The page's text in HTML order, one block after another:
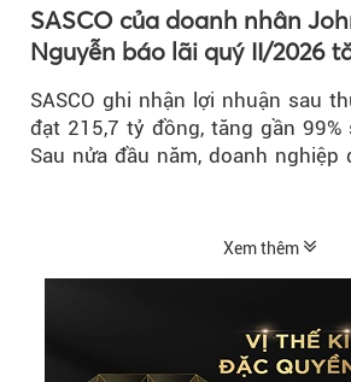
SASCO của doanh nhân
Nguyễn báo lãi quý II/2026
SASCO ghi nhận lợi nhuận sau
đạt 215,7 tỷ đồng, tăng gần 99%
Sau nửa đầu năm, doanh nghiệp
Xem thêm